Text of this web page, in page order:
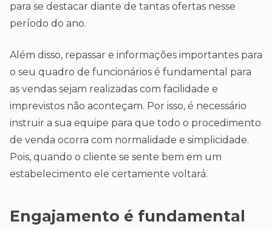
para se destacar diante de tantas ofertas nesse
período do ano.
Além disso, repassar e informações importantes para
o seu quadro de funcionários é fundamental para
as vendas sejam realizadas com facilidade e
imprevistos não aconteçam. Por isso, é necessário
instruir a sua equipe para que todo o procedimento
de venda ocorra com normalidade e simplicidade.
Pois, quando o cliente se sente bem em um
estabelecimento ele certamente voltará.
Engajamento é fundamental